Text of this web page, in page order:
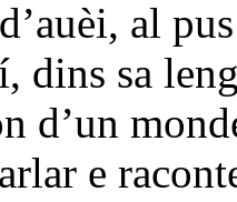
al
dins sa
d’un
e